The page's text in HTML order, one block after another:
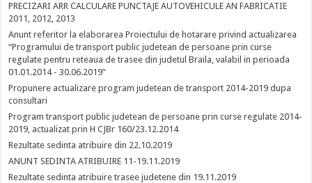
PRECIZARI ARR CALCULARE PUNCTAJE AUTOVEHICULE AN FABRICATIE
2011, 2012, 2013
Anunt referitor la elaborarea Proiectului de hotarare privind actualizarea
“Programului de transport public judetean de persoane prin curse
regulate pentru reteaua de trasee din judetul Braila, valabil in perioada
01.01.2014 - 30.06.2019”
Propunere actualizare program judetean de transport 2014-2019 dupa
consultari
Program transport public judetean de persoane prin curse regulate 2014-
2019, actualizat prin H CJBr 160/23.12.2014
Rezultate sedinta atribuire din 22.10.2019
ANUNT SEDINTA ATRIBUIRE 11-19.11.2019
Rezultate sedinta atribuire trasee judetene din 19.11.2019